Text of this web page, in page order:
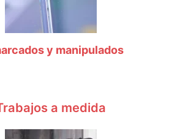
y manipulados
a medida